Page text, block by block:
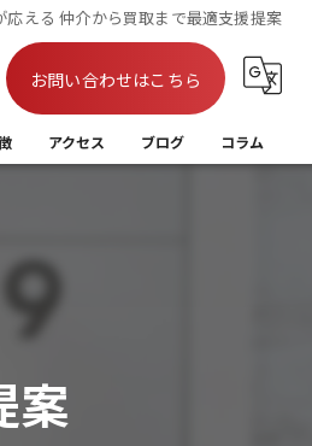
応える 仲介から買取まで最適支援提案
お問い合わせはこちら
アクセス ブログ コラム
案